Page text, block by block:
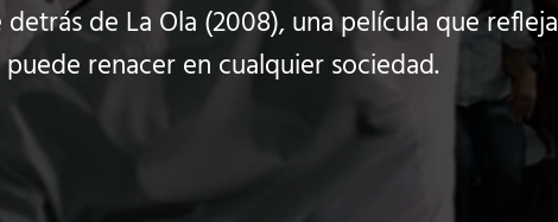
de La Ola (2008), una película que refleja
renacer en cualquier sociedad.